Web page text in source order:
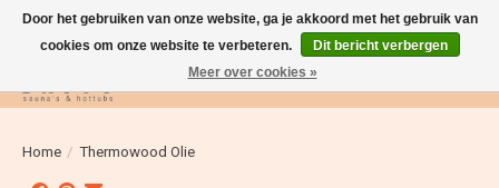
Verlanglijst
Home / Thermowood Olie
Door het gebruiken van onze website, ga je akkoord met het gebruik van
cookies om onze website te verbeteren.
Dit bericht verbergen
Meer over cookies »